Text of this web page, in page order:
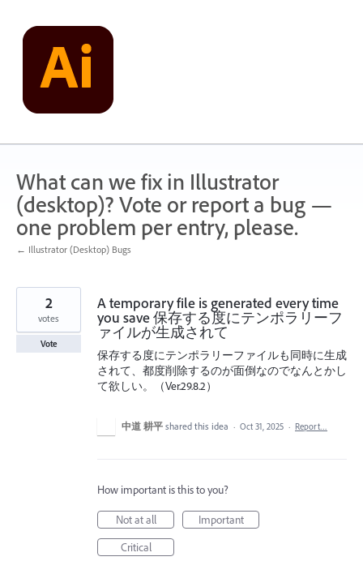
content
What can we fix in Illustrator
(desktop)? Vote or report a bug —
one problem per entry, please.
← Illustrator (Desktop) Bugs
A temporary file is generated every time
you save 保存する度にテンポラリーフ
ァイルが生成されて
保存する度にテンポラリーファイルも同時に生成
されて、都度削除するのが面倒なのでなんとかし
て欲しい。（Ver.29.8.2）
2
votes
Vote
中道 耕平 shared this idea · Oct 31, 2025 · Report…
How important is this to you?
Not at all
Important
Critical